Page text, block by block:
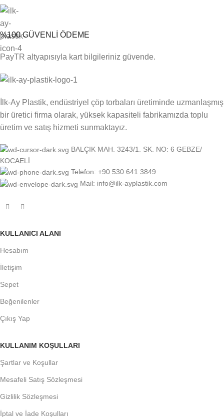
%100 GÜVENLİ ÖDEME
PayTR altyapısıyla kart bilgileriniz güvende.
İlk-Ay Plastik, endüstriyel çöp torbaları üretiminde uzmanlaşmış
bir üretici firma olarak, yüksek kapasiteli fabrikamızda toplu
üretim ve satış hizmeti sunmaktayız.
BALÇIK MAH. 3243/1. SK. NO: 6 GEBZE/
KOCAELİ
Telefon: +90 530 641 3849
Mail: info@ilk-ayplastik.com
KULLANICI ALANI
Hesabım
İletişim
Sepet
Beğenilenler
Çıkış Yap
KULLANIM KOŞULLARI
Şartlar ve Koşullar
Mesafeli Satış Sözleşmesi
Gizlilik Sözleşmesi
İptal ve İade Koşulları